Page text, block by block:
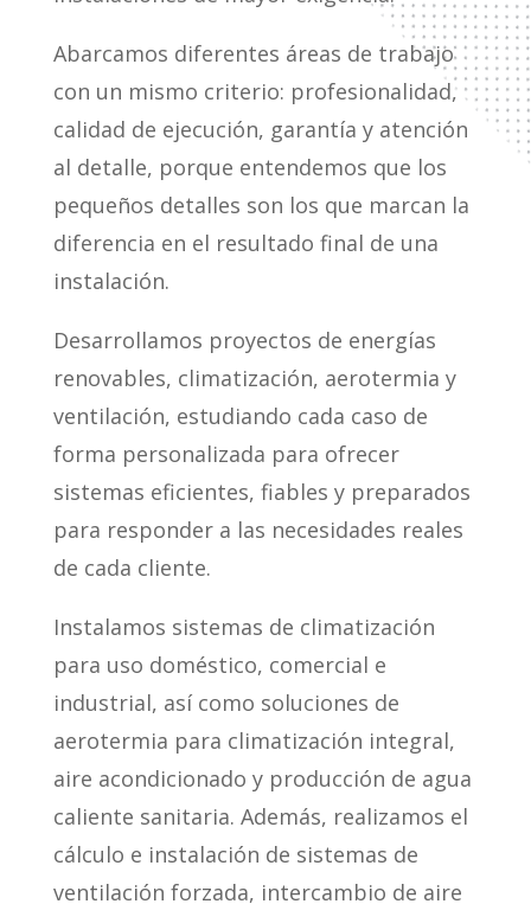
Abarcamos diferentes áreas de trabajo
con un mismo criterio: profesionalidad,
calidad de ejecución, garantía y atención
al detalle, porque entendemos que los
pequeños detalles son los que marcan la
diferencia en el resultado final de una
instalación.
Desarrollamos proyectos de energías
renovables, climatización, aerotermia y
ventilación, estudiando cada caso de
forma personalizada para ofrecer
sistemas eficientes, fiables y preparados
para responder a las necesidades reales
de cada cliente.
Instalamos sistemas de climatización
para uso doméstico, comercial e
industrial, así como soluciones de
aerotermia para climatización integral,
aire acondicionado y producción de agua
caliente sanitaria. Además, realizamos el
cálculo e instalación de sistemas de
ventilación forzada, intercambio de aire